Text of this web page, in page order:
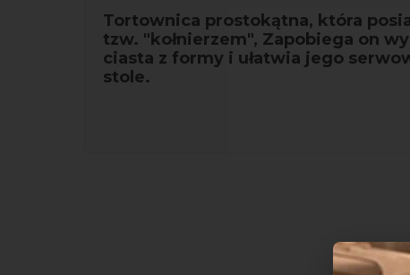
Tortownica prostokątna, która
tzw. "kołnierzem", Zapobiega on
ciasta z formy i ułatwia jego
stole.